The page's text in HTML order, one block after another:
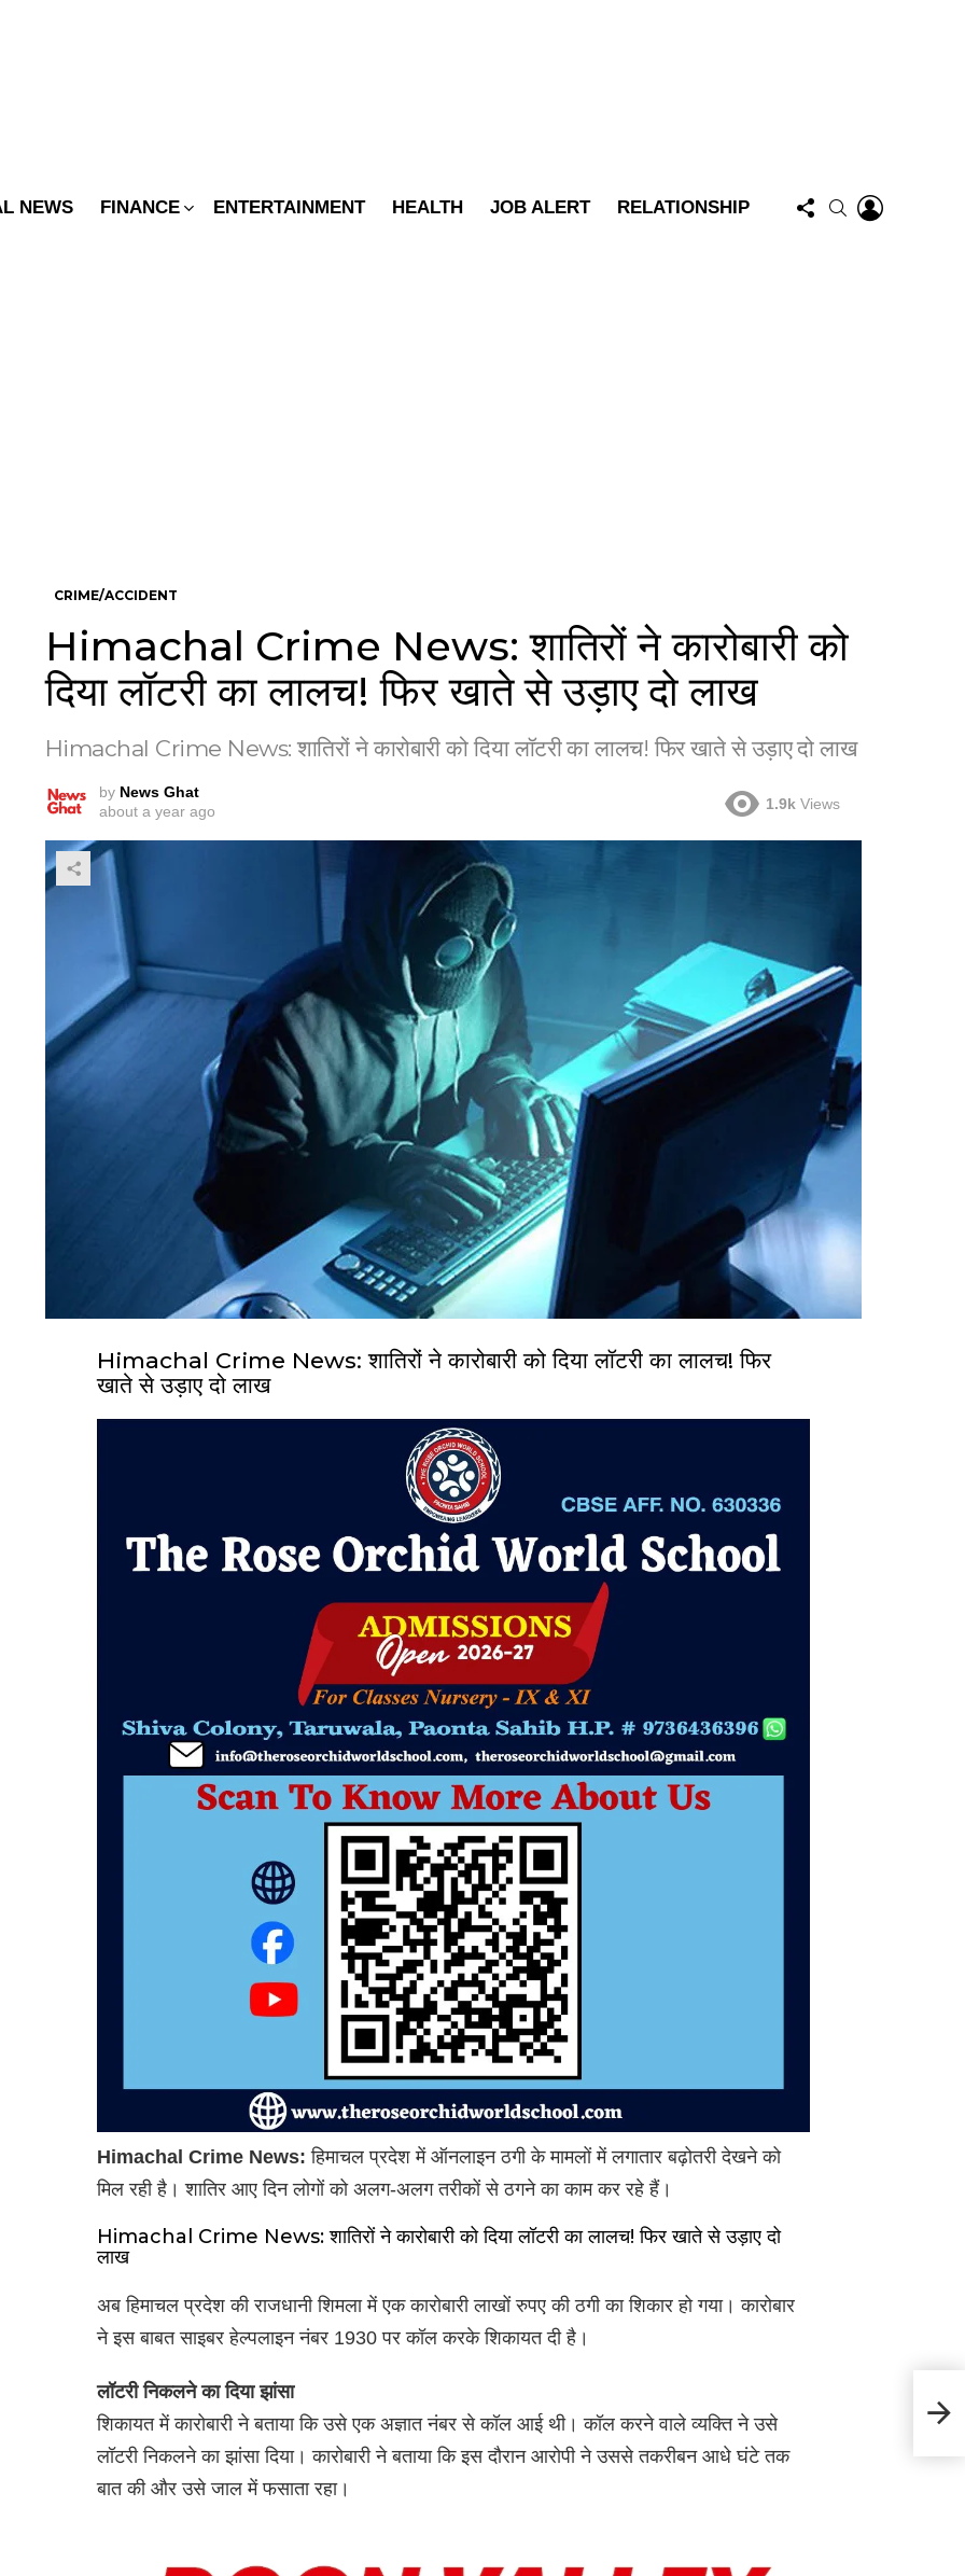
NEWS FINANCE ENTERTAINMENT HEALTH JOB ALERT RELATIONSHIP
FOLLOW
US
SEARCH
CRIME/ACCIDENT
Himachal Crime News: शातिरों ने कारोबारी को
दिया लॉटरी का लालच! फिर खाते से उड़ाए दो लाख
Himachal Crime News: शातिरों ने कारोबारी को दिया लॉटरी का लालच! फिर खाते से उड़ाए दो लाख
by News Ghat
about a year ago
1.9k Views
Himachal Crime News: शातिरों ने कारोबारी को दिया लॉटरी का लालच! फिर
खाते से उड़ाए दो लाख
Himachal Crime News: हिमाचल प्रदेश में ऑनलाइन ठगी के मामलों में लगातार बढ़ोतरी देखने को
मिल रही है। शातिर आए दिन लोगों को अलग-अलग तरीकों से ठगने का काम कर रहे हैं।
Himachal Crime News: शातिरों ने कारोबारी को दिया लॉटरी का लालच! फिर खाते से उड़ाए दो
लाख
अब हिमाचल प्रदेश की राजधानी शिमला में एक कारोबारी लाखों रुपए की ठगी का शिकार हो गया। कारोबार
ने इस बाबत साइबर हेल्पलाइन नंबर 1930 पर कॉल करके शिकायत दी है।
लॉटरी निकलने का दिया झांसा
शिकायत में कारोबारी ने बताया कि उसे एक अज्ञात नंबर से कॉल आई थी। कॉल करने वाले व्यक्ति ने उसे
लॉटरी निकलने का झांसा दिया। कारोबारी ने बताया कि इस दौरान आरोपी ने उससे तकरीबन आधे घंटे तक
बात की और उसे जाल में फसाता रहा।
लोग